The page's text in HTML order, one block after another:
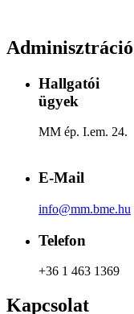
Adminisztráció
Hallgatói
ügyek
MM ép. I.em. 24.
E-Mail
info@mm.bme.hu
Telefon
+36 1 463 1369
Kapcsolat